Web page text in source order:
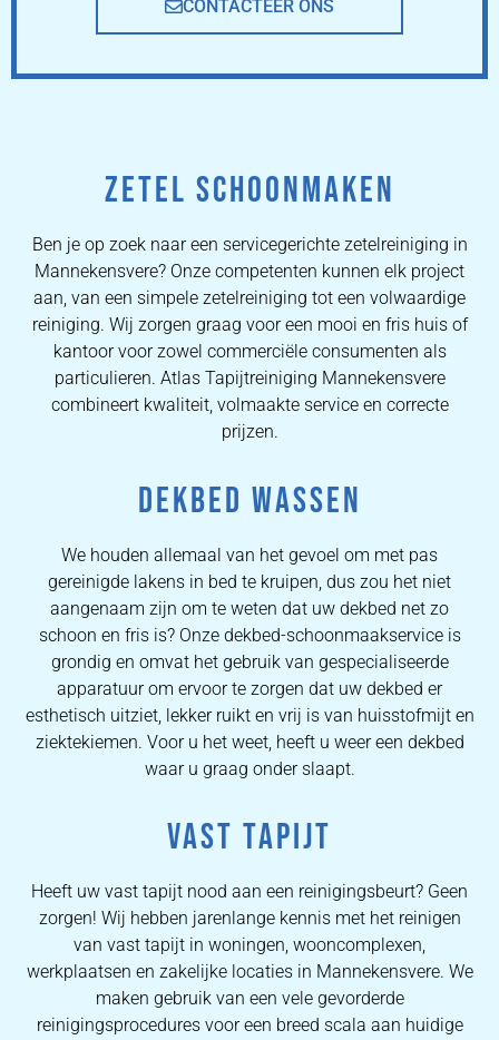
CONTACTEER ONS
ZETEL SCHOONMAKEN
Ben je op zoek naar een servicegerichte zetelreiniging in
Mannekensvere? Onze competenten kunnen elk project
aan, van een simpele zetelreiniging tot een volwaardige
reiniging. Wij zorgen graag voor een mooi en fris huis of
kantoor voor zowel commerciële consumenten als
particulieren. Atlas Tapijtreiniging Mannekensvere
combineert kwaliteit, volmaakte service en correcte
prijzen.
DEKBED WASSEN
We houden allemaal van het gevoel om met pas
gereinigde lakens in bed te kruipen, dus zou het niet
aangenaam zijn om te weten dat uw dekbed net zo
schoon en fris is? Onze dekbed-schoonmaakservice is
grondig en omvat het gebruik van gespecialiseerde
apparatuur om ervoor te zorgen dat uw dekbed er
esthetisch uitziet, lekker ruikt en vrij is van huisstofmijt en
ziektekiemen. Voor u het weet, heeft u weer een dekbed
waar u graag onder slaapt.
VAST TAPIJT
Heeft uw vast tapijt nood aan een reinigingsbeurt? Geen
zorgen! Wij hebben jarenlange kennis met het reinigen
van vast tapijt in woningen, wooncomplexen,
werkplaatsen en zakelijke locaties in Mannekensvere. We
maken gebruik van een vele gevorderde
reinigingsprocedures voor een breed scala aan huidige